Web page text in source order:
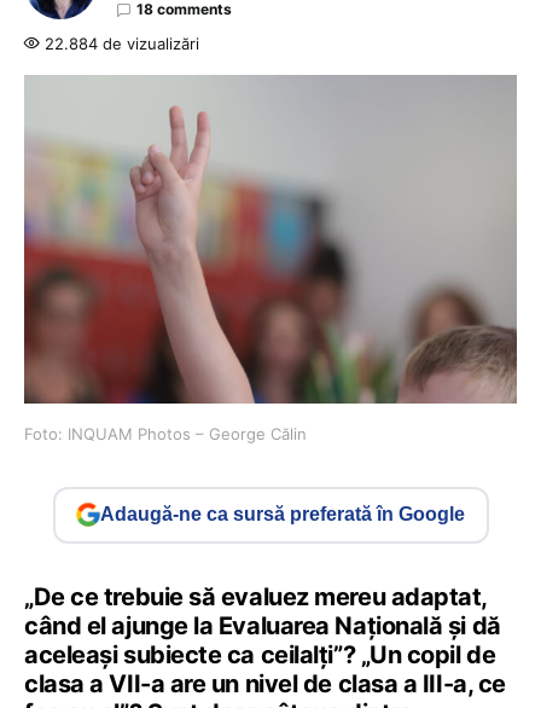
18 comments
22.884 de vizualizări
Foto: INQUAM Photos – George Călin
Adaugă-ne ca sursă preferată în Google
„De ce trebuie să evaluez mereu adaptat,
când el ajunge la Evaluarea Națională și dă
aceleași subiecte ca ceilalți”? „Un copil de
clasa a VII-a are un nivel de clasa a III-a, ce